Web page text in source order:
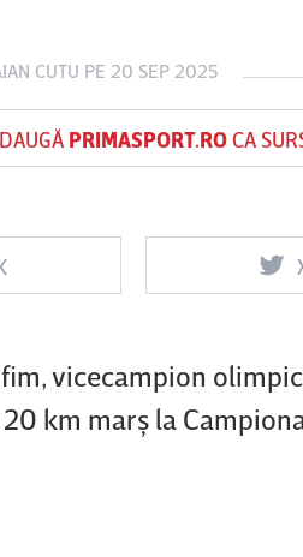
CUTU PE 20 SEP 2025
PRIMASPORT.ROCA
vicecampion
km marş la
UTA Arad
Vs
Rapid